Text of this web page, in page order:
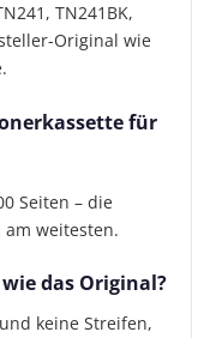
TN241BK,
Original wie
für
Seiten – die
am weitesten.
das Original?
keine Streifen,